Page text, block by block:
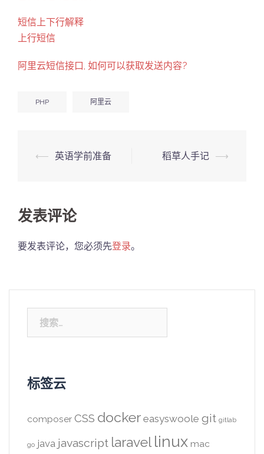
短信上下行解释
上行短信
阿里云短信接口, 如何可以获取发送内容?
PHP 阿里云
Post
⟵ 英语学前准备 稻草人手记 ⟶
发表评论
要发表评论，您必须先登录。
索：
标签云
composer CSS docker easyswoole git gitlab
go java javascript laravel linux mac